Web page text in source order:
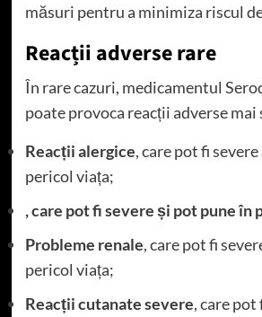
măsuri pentru a minimiza riscul
Reacții adverse rare
În rare cazuri, medicamentul
poate provoca reacții adverse mai
Reacții alergice, care pot fi
pericol viața;
, care pot fi severe și pot pune în
Probleme renale, care pot fi
pericol viața;
Reacții cutanate severe, care pot